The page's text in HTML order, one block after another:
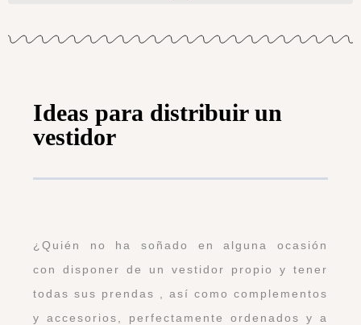
Ideas para distribuir un
vestidor
¿Quién no ha soñado en alguna ocasión
con disponer de un vestidor propio y tener
todas sus prendas , así como complementos
y accesorios, perfectamente ordenados y a